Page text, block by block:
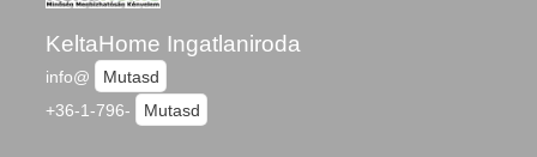
KeltaHome Ingatlaniroda
info@
Mutasd
+36-1-796-
Mutasd